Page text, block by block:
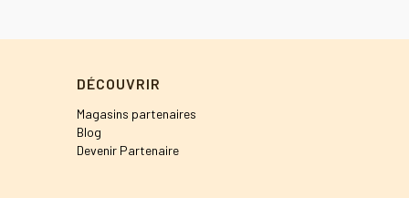
DÉCOUVRIR
Magasins partenaires
Blog
Devenir Partenaire